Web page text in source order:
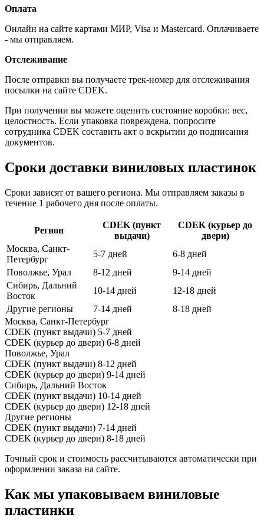
Оплата
Онлайн на сайте картами МИР, Visa и Mastercard. Оплачиваете
- мы отправляем.
Отслеживание
После отправки вы получаете трек-номер для отслеживания
посылки на сайте CDEK.
При получении вы можете оценить состояние коробки: вес,
целостность. Если упаковка повреждена, попросите
сотрудника CDEK составить акт о вскрытии до подписания
документов.
Сроки доставки виниловых пластинок
Сроки зависят от вашего региона. Мы отправляем заказы в
течение 1 рабочего дня после оплаты.
Регион
CDEK (пункт
выдачи)
CDEK (курьер до
двери)
Москва, Санкт-
Петербург
5-7 дней
6-8 дней
Поволжье, Урал
8-12 дней
9-14 дней
Сибирь, Дальний
Восток
10-14 дней
12-18 дней
Другие регионы
7-14 дней
8-18 дней
Москва, Санкт-Петербург
CDEK (пункт выдачи) 5-7 дней
CDEK (курьер до двери) 6-8 дней
Поволжье, Урал
CDEK (пункт выдачи) 8-12 дней
CDEK (курьер до двери) 9-14 дней
Сибирь, Дальний Восток
CDEK (пункт выдачи) 10-14 дней
CDEK (курьер до двери) 12-18 дней
Другие регионы
CDEK (пункт выдачи) 7-14 дней
CDEK (курьер до двери) 8-18 дней
Точный срок и стоимость рассчитываются автоматически при
оформлении заказа на сайте.
Как мы упаковываем виниловые
пластинки